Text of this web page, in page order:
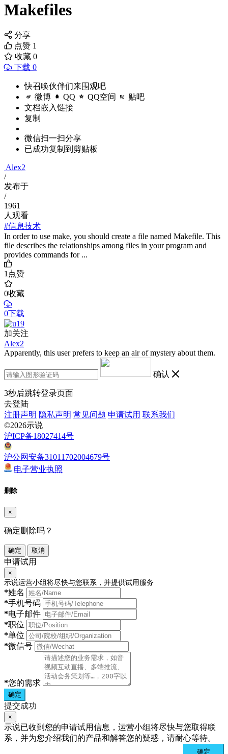
Makefiles
分享
点赞 1
收藏 0
下载 0
快召唤伙伴们来围观吧
微博 QQ QQ空间 贴吧
文档嵌入链接
复制
微信扫一扫分享
已成功复制到剪贴板
Alex2
/
发布于
/
1961
人观看
#信息技术
In order to use make, you should create a file named Makefile. This
file describes the relationships among files in your program and
provides commands for ...
1点赞
0收藏
0下载
加关注
Alex2
Apparently, this user prefers to keep an air of mystery about them.
确认
3秒后跳转登录页面
去登陆
注册声明 隐私声明 常见问题 申请试用 联系我们
©2026示说
沪ICP备18027414号
沪公网安备31011702004679号
电子营业执照
删除
×
确定删除吗？
确定 取消
申请试用
×
示说运营小组将尽快与您联系，并提供试用服务
*姓名
*手机号码
*电子邮件
*职位
*单位
*微信号
*您的需求
确定
提交成功
×
示说已收到您的申请试用信息，运营小组将尽快与您取得联
系，并为您介绍我们的产品和解答您的疑惑，请耐心等待。
确定